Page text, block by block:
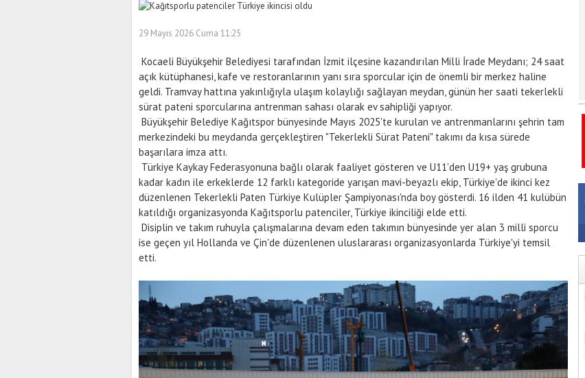
29 Mayıs 2026 Cuma 11:25
Kocaeli Büyükşehir Belediyesi tarafından İzmit ilçesine kazandırılan Milli İrade Meydanı; 24 saat
açık kütüphanesi, kafe ve restoranlarının yanı sıra sporcular için de önemli bir merkez haline
geldi. Tramvay hattına yakınlığıyla ulaşım kolaylığı sağlayan meydan, günün her saati tekerlekli
sürat pateni sporcularına antrenman sahası olarak ev sahipliği yapıyor.
Büyükşehir Belediye Kağıtspor bünyesinde Mayıs 2025'te kurulan ve antrenmanlarını şehrin tam
merkezindeki bu meydanda gerçekleştiren "Tekerlekli Sürat Pateni" takımı da kısa sürede
başarılara imza attı.
Türkiye Kaykay Federasyonuna bağlı olarak faaliyet gösteren ve U11'den U19+ yaş grubuna
kadar kadın ile erkeklerde 12 farklı kategoride yarışan mavi-beyazlı ekip, Türkiye'de ikinci kez
düzenlenen Tekerlekli Paten Türkiye Kulüpler Şampiyonası'nda boy gösterdi. 16 ilden 41 kulübün
katıldığı organizasyonda Kağıtsporlu patenciler, Türkiye ikinciliği elde etti.
Disiplin ve takım ruhuyla çalışmalarına devam eden takımın bünyesinde yer alan 3 milli sporcu
ise geçen yıl Hollanda ve Çin'de düzenlenen uluslararası organizasyonlarda Türkiye'yi temsil
etti.